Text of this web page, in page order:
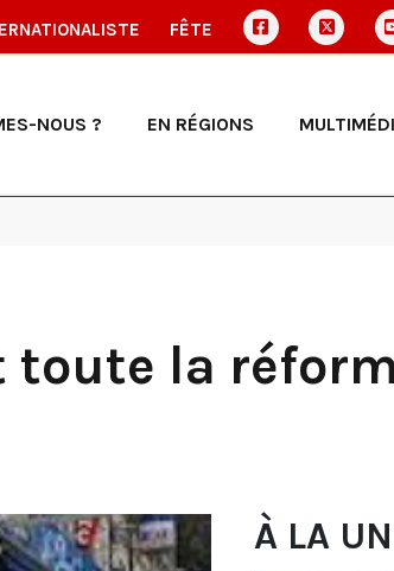
FÊTE
NOUS ? EN RÉGIONS
toute la
À LA